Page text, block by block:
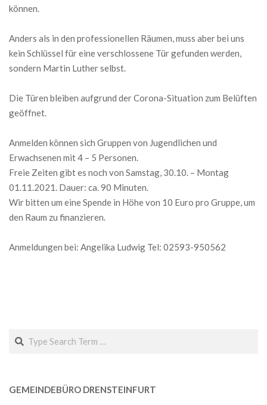
können.
Anders als in den professionellen Räumen, muss aber bei uns
kein Schlüssel für eine verschlossene Tür gefunden werden,
sondern Martin Luther selbst.
Die Türen bleiben aufgrund der Corona-Situation zum Belüften
geöffnet.
Anmelden können sich Gruppen von Jugendlichen und
Erwachsenen mit 4 – 5 Personen.
Freie Zeiten gibt es noch von Samstag, 30.10. – Montag
01.11.2021. Dauer: ca. 90 Minuten.
Wir bitten um eine Spende in Höhe von 10 Euro pro Gruppe, um
den Raum zu finanzieren.
Anmeldungen bei: Angelika Ludwig Tel: 02593-950562
GEMEINDEBÜRO DRENSTEINFURT